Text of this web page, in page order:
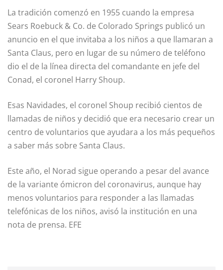
La tradición comenzó en 1955 cuando la empresa
Sears Roebuck & Co. de Colorado Springs publicó un
anuncio en el que invitaba a los niños a que llamaran a
Santa Claus, pero en lugar de su número de teléfono
dio el de la línea directa del comandante en jefe del
Conad, el coronel Harry Shoup.
Esas Navidades, el coronel Shoup recibió cientos de
llamadas de niños y decidió que era necesario crear un
centro de voluntarios que ayudara a los más pequeños
a saber más sobre Santa Claus.
Este año, el Norad sigue operando a pesar del avance
de la variante ómicron del coronavirus, aunque hay
menos voluntarios para responder a las llamadas
telefónicas de los niños, avisó la institución en una
nota de prensa. EFE